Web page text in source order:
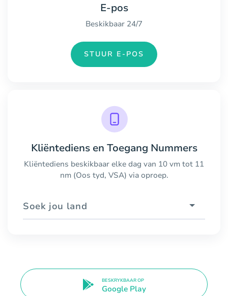
E-pos
Beskikbaar 24/7
STUUR E-POS
Kliëntediens en Toegang Nummers
Kliëntediens beskikbaar elke dag van 10 vm tot 11
nm (Oos tyd, VSA) via oproep.
Soek jou land
BESKRYKBAAR OP
Google Play